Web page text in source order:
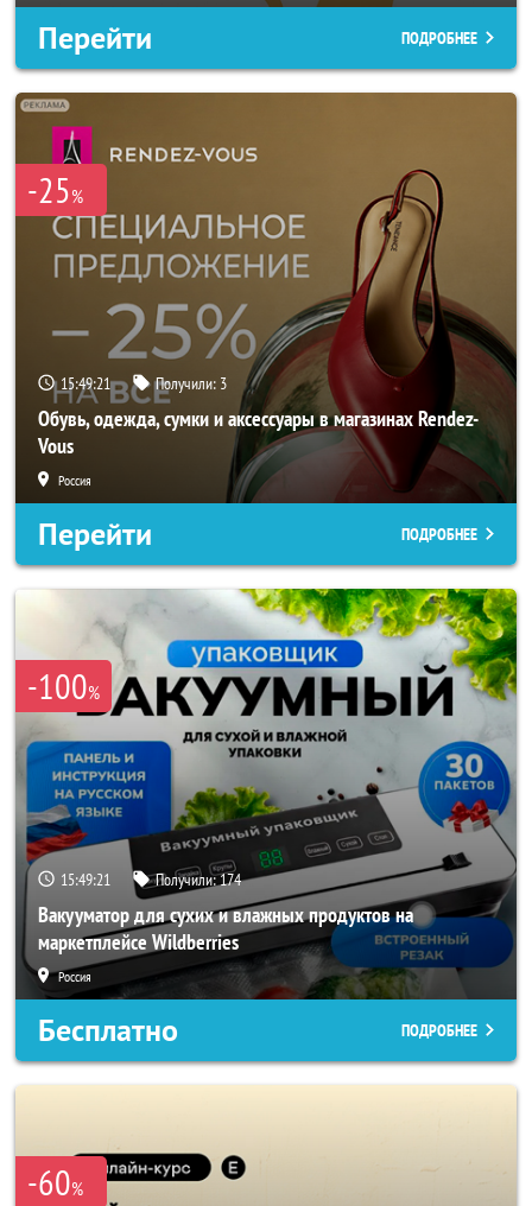
Перейти ПОДРОБНЕЕ
-25%
15:49:19 Получили: 3
Обувь, одежда, сумки и аксессуары в магазинах Rendez-
Vous
Россия
Перейти ПОДРОБНЕЕ
-100%
15:49:19 Получили:174
Вакууматор для сухих и влажных продуктов на
маркетплейсе Wildberries
Россия
Бесплатно ПОДРОБНЕЕ
-60%